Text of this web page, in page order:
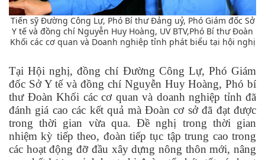
Tiến sỹ Đường Công Lự, Phó Bí thư Đảng uỷ, Phó Giám đốc Sở
Y tế và đồng chí Nguyễn Huy Hoàng, UV BTV,Phó Bí thư Đoàn
Khối các cơ quan và Doanh nghiệp tỉnh phát biểu tại hội nghị
Tại Hội nghị, đồng chí Đường Công Lự, Phó Giám
đốc Sở Y tế và đồng chí Nguyễn Huy Hoàng, Phó bí
thư Đoàn Khối các cơ quan và doanh nghiệp tỉnh đã
đánh giá cao các kết quả mà Đoàn cơ sở đã đạt được
trong thời gian vừa qua. Đề nghị trong thời gian
nhiệm kỳ tiếp theo, đoàn tiếp tục tập trung cao trong
các hoạt động đỡ đầu xây dựng nông thôn mới, nâng